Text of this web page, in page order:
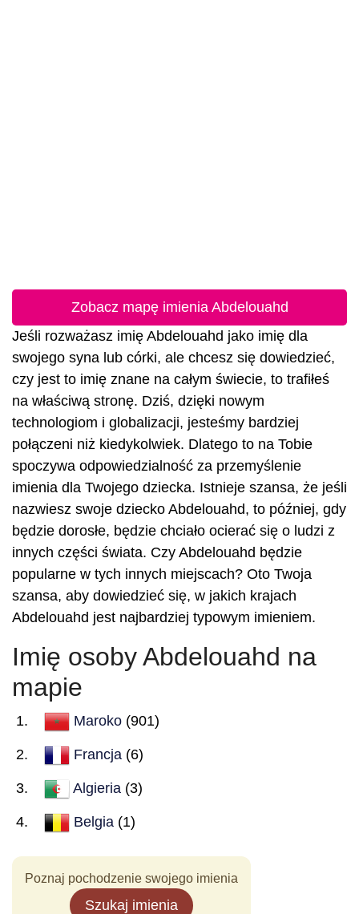
Zobacz mapę imienia Abdelouahd
Jeśli rozważasz imię Abdelouahd jako imię dla
swojego syna lub córki, ale chcesz się dowiedzieć,
czy jest to imię znane na całym świecie, to trafiłeś
na właściwą stronę. Dziś, dzięki nowym
technologiom i globalizacji, jesteśmy bardziej
połączeni niż kiedykolwiek. Dlatego to na Tobie
spoczywa odpowiedzialność za przemyślenie
imienia dla Twojego dziecka. Istnieje szansa, że jeśli
nazwiesz swoje dziecko Abdelouahd, to później, gdy
będzie dorosłe, będzie chciało ocierać się o ludzi z
innych części świata. Czy Abdelouahd będzie
popularne w tych innych miejscach? Oto Twoja
szansa, aby dowiedzieć się, w jakich krajach
Abdelouahd jest najbardziej typowym imieniem.
Imię osoby Abdelouahd na
mapie
Maroko (901)
Francja (6)
Algieria (3)
Belgia (1)
Poznaj pochodzenie swojego imienia
Szukaj imienia